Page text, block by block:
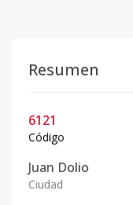
Resumen
6121
Código
Juan Dolio
Ciudad